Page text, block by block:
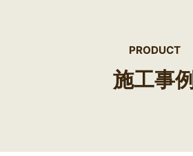
PRODUCT
施工事例